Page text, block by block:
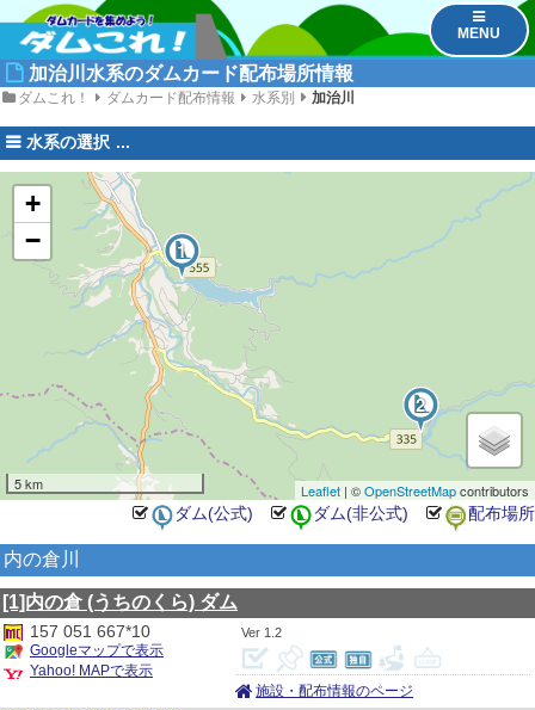
MENU
加治川水系のダムカード配布場所情報
ダムこれ！ ダムカード配布情報 水系別 加治川
水系の選択
4
3
2
1
+
−
5 km Leaflet | ©OpenStreetMapcontributors
内の倉川
[1]内の倉 (うちのくら) ダム
1.2
施設・配布情報のページ
157 051 667*10
Googleマップで表示
Yahoo! MAPで表示